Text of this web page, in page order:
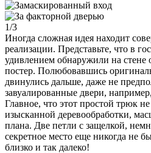
1/3
Иногда сложная идея находит
реализации. Представьте, что в
удивлением обнаружили на
постер. Полюбовавшись
двинулись дальше, даже не
завуалированные двери,
Главное, что этот простой трюк
изысканной деревообработки,
плана. Две петли с защелкой,
секретное место еще никогда не
близко и так далеко!